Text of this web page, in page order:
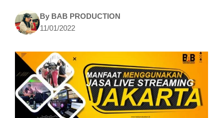
By BAB PRODUCTION
11/01/2022